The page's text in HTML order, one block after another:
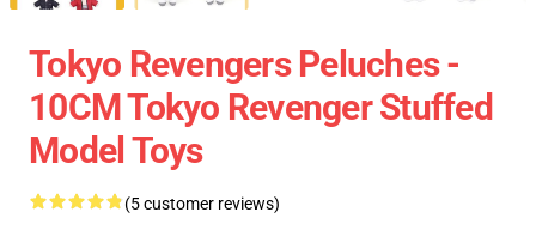
Tokyo Revengers Peluches -
10CM Tokyo Revenger Stuffed
Model Toys
(5 customer reviews)